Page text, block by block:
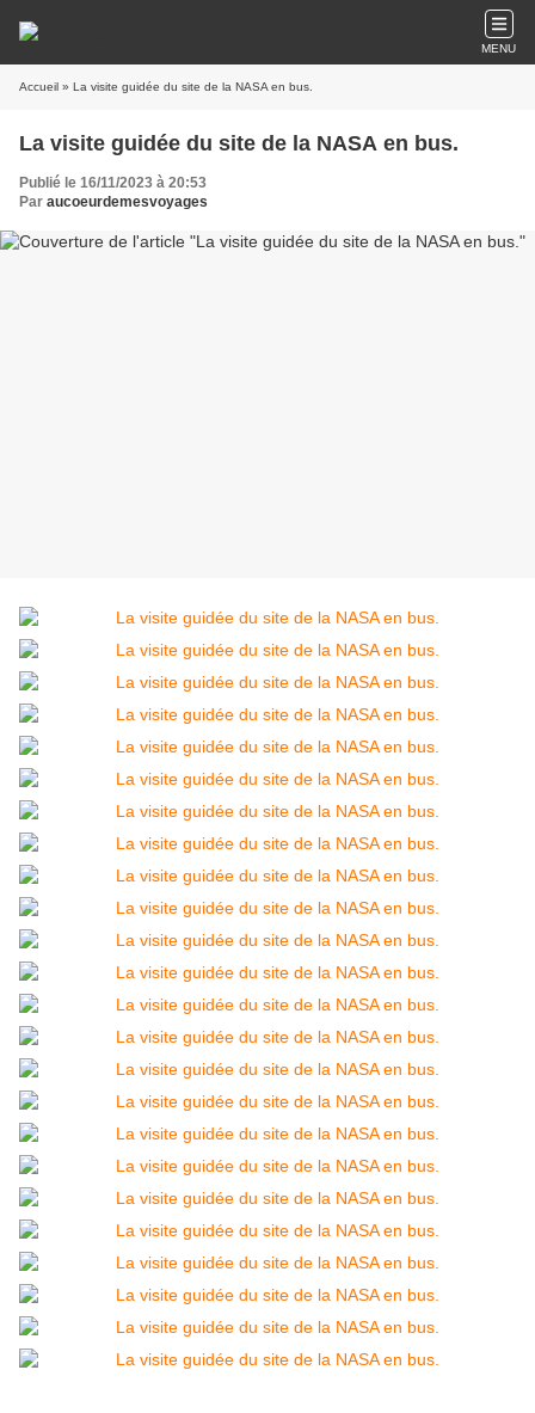
MENU
Accueil » La visite guidée du site de la NASA en bus.
La visite guidée du site de la NASA en bus.
Publié le 16/11/2023 à 20:53
Par aucoeurdemesvoyages